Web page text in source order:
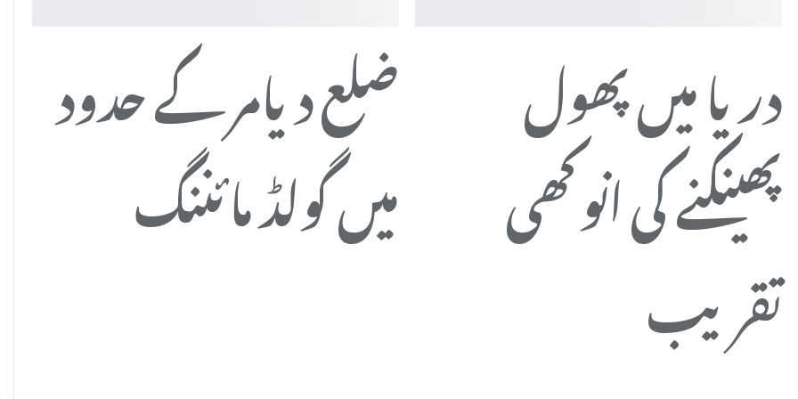
دریا میں پھول
پھینکنے کی انوکھی
تقریب
ضلع دیامر کے حدود
میں گولڈ مائننگ